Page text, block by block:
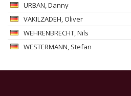
URBAN, Danny
VAKILZADEH, Oliver
WEHRENBRECHT, Nils
WESTERMANN, Stefan